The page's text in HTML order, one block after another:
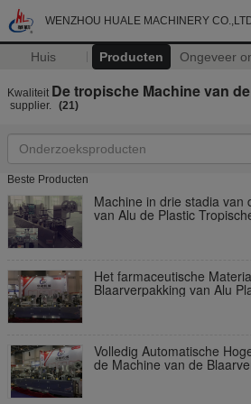
WENZHOU HUALE MACHINERY
Huis Producten Ongeveer
Kwaliteit De tropische Machine van
supplier. (21)
Beste Producten
Machine in drie stadia van
van Alu de Plastic
Het farmaceutische
Blaarverpakking van Alu
Volledig Automatische
de Machine van de